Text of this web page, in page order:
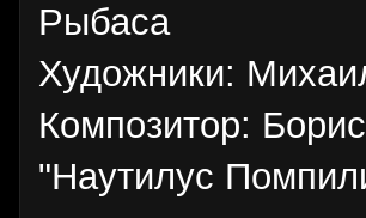
Рыбаса
Художники:
Композитор:
"Наутилус